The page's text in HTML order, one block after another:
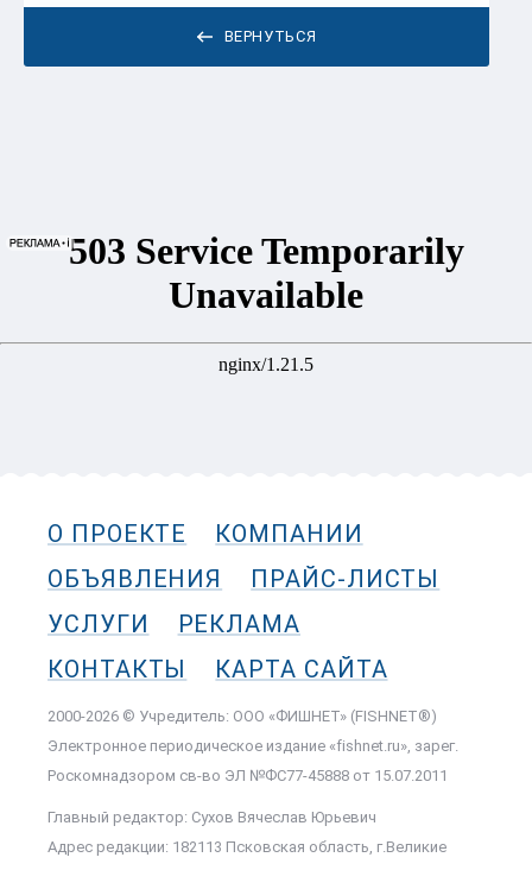
ВЕРНУТЬСЯ
О ПРОЕКТЕ
КОМПАНИИ
ОБЪЯВЛЕНИЯ
ПРАЙС-ЛИСТЫ
УСЛУГИ
РЕКЛАМА
КОНТАКТЫ
КАРТА САЙТА
2000-2026 © Учредитель: ООО «ФИШНЕТ» (FISHNET®)
Электронное периодическое издание «fishnet.ru», зарег.
Роскомнадзором cв-во ЭЛ №ФС77-45888 от 15.07.2011
Главный редактор: Сухов Вячеслав Юрьевич
Адрес редакции: 182113 Псковская область, г.Великие